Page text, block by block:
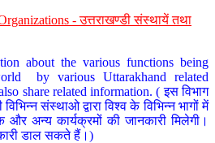
- उत्तराखण्डी संस्थायें तथा
about the various functions being
by various Uttarakhand related
share related information. ( इस विभाग
संस्थाओ द्वारा विश्व के विभिन्न भागों में
अन्य कार्यक्रमों की जानकारी मिलेगी।
डाल सकते हैं।)